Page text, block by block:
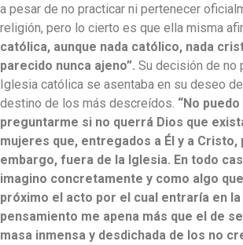
a pesar de no practicar ni pertenecer
religión, pero lo cierto es que ella misma
católica, aunque nada católico, nada
parecido nunca ajeno”. Su decisión de no
Iglesia católica se asentaba en su deseo
destino de los más descreídos. “No
preguntarme si no querrá Dios que
mujeres que, entregados a Él y a Cristo,
embargo, fuera de la Iglesia. En todo
imagino concretamente y como algo
próximo el acto por el cual entraría en
pensamiento me apena más que el de
masa inmensa y desdichada de los no